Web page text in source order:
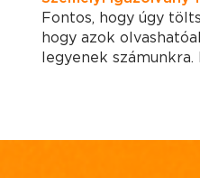
Fontos, hogy úgy
hogy azok
legyenek számunkra.